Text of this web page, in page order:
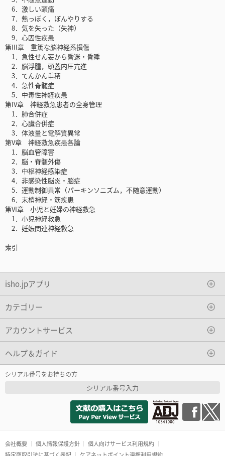
6．激しい頭痛
7．熱っぽく，ぼんやりする
8．気を失った（失神）
9．心因性疾患
第III章 重篤な脳神経系損傷
1．急性せん妄から昏迷・昏睡
2．脳浮腫，頭蓋内圧亢進
3．てんかん重積
4．急性脊髄症
5．中毒性神経疾患
第IV章 神経救急患者の全身管理
1．肺合併症
2．心臓合併症
3．体液量と電解質異常
第V章 神経救急疾患各論
1．脳血管障害
2．脳・脊髄外傷
3．中枢神経感染症
4．非感染性脳炎・脳症
5．運動制御異常（パーキンソニズム，不随意運動）
6．末梢神経・筋疾患
第VI章 小児と妊婦の神経救急
1．小児神経救急
2．妊娠関連神経救急
索引
isho.jpアプリ
カテゴリー
アカウントサービス
ヘルプ＆ガイド
シリアル番号をお持ちの方
シリアル番号入力
会社概要 個人情報保護方針
個人向けサービス利用規約